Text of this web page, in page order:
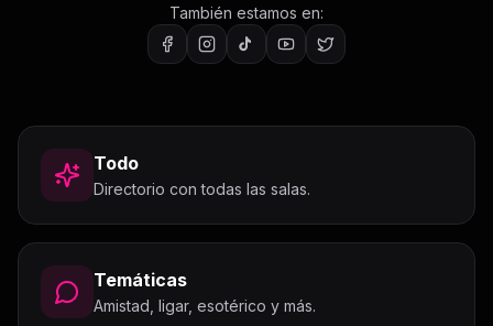
También estamos en:
Todo
Directorio con todas las salas.
Temáticas
Amistad, ligar, esotérico y más.